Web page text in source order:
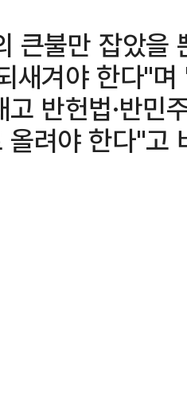
큰불만 잡았을
새겨야 한다"
반헌법·반민
올려야 한다"고